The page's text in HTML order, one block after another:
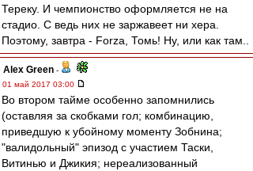
Тереку. И чемпионство оформляется не на
стадио. С ведь них не заржавеет ни хера.
Поэтому, завтра - Forza, Томь! Ну, или как там..
Alex Green -
01 май 2017 03:00
Во втором тайме особенно запомнились
(оставляя за скобками гол; комбинацию,
приведшую к убойному моменту Зобнина;
"валидольный" эпизод с участием Таски,
Витинью и Джикия; нереализованный